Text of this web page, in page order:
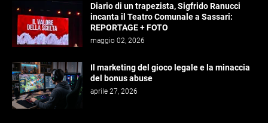
Diario di un trapezista, Sigfrido Ranucci
incanta il Teatro Comunale a Sassari:
REPORTAGE + FOTO
maggio 02, 2026
Il marketing del gioco legale e la minaccia
del bonus abuse
aprile 27, 2026